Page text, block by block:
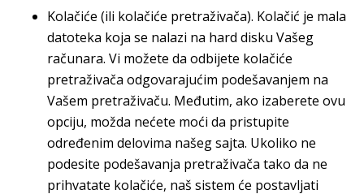
Kolačiće (ili kolačiće pretraživača). Kolačić je mala
datoteka koja se nalazi na hard disku Vašeg
računara. Vi možete da odbijete kolačiće
pretraživača odgovarajućim podešavanjem na
Vašem pretraživaču. Međutim, ako izaberete ovu
opciju, možda nećete moći da pristupite
određenim delovima našeg sajta. Ukoliko ne
podesite podešavanja pretraživača tako da ne
prihvatate kolačiće, naš sistem će postavljati